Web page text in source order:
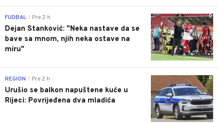
0
FUDBAL Pre 2 h
Dejan Stanković: "Neka nastave da se
bave sa mnom, njih neka ostave na
miru"
0
REGION Pre 2 h
Urušio se balkon napuštene kuće u
Rijeci: Povrijeđena dva mladića